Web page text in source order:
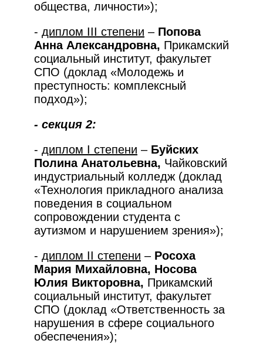
общества, личности»);
- диплом III степени – Попова
Анна Александровна, Прикамский
социальный институт, факультет
СПО (доклад «Молодежь и
преступность: комплексный
подход»);
- секция 2:
- диплом I степени – Буйских
Полина Анатольевна, Чайковский
индустриальный колледж (доклад
«Технология прикладного анализа
поведения в социальном
сопровождении студента с
аутизмом и нарушением зрения»);
- диплом II степени – Росоха
Мария Михайловна, Носова
Юлия Викторовна, Прикамский
социальный институт, факультет
СПО (доклад «Ответственность за
нарушения в сфере социального
обеспечения»);